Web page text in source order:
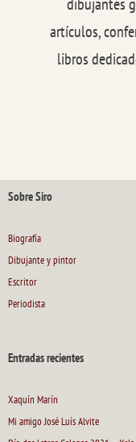
artículos,
libros
Sobre Siro
Biografía
Dibujante y pintor
Escritor
Periodista
Entradas recientes
Xaquín Marín
Mi amigo José Luís Alvite